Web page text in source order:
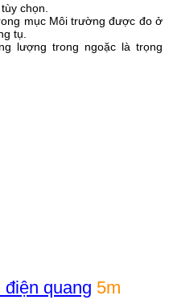
chọn.
mục Môi trường được đo ở
tụ.
lượng trong ngoặc là trọng
điện quang 5m